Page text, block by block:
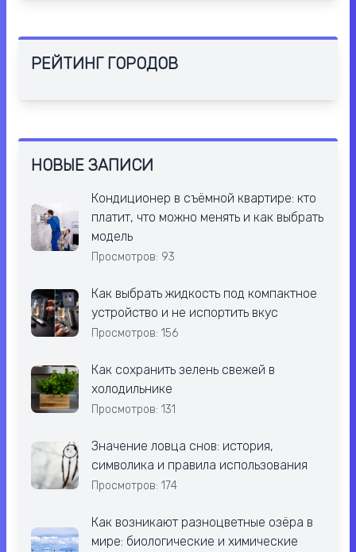
РЕЙТИНГ ГОРОДОВ
НОВЫЕ ЗАПИСИ
Кондиционер в съёмной квартире: кто
платит, что можно менять и как выбрать
модель
Просмотров: 93
Как выбрать жидкость под компактное
устройство и не испортить вкус
Просмотров: 156
Как сохранить зелень свежей в
холодильнике
Просмотров: 131
Значение ловца снов: история,
символика и правила использования
Просмотров: 174
Как возникают разноцветные озёра в
мире: биологические и химические